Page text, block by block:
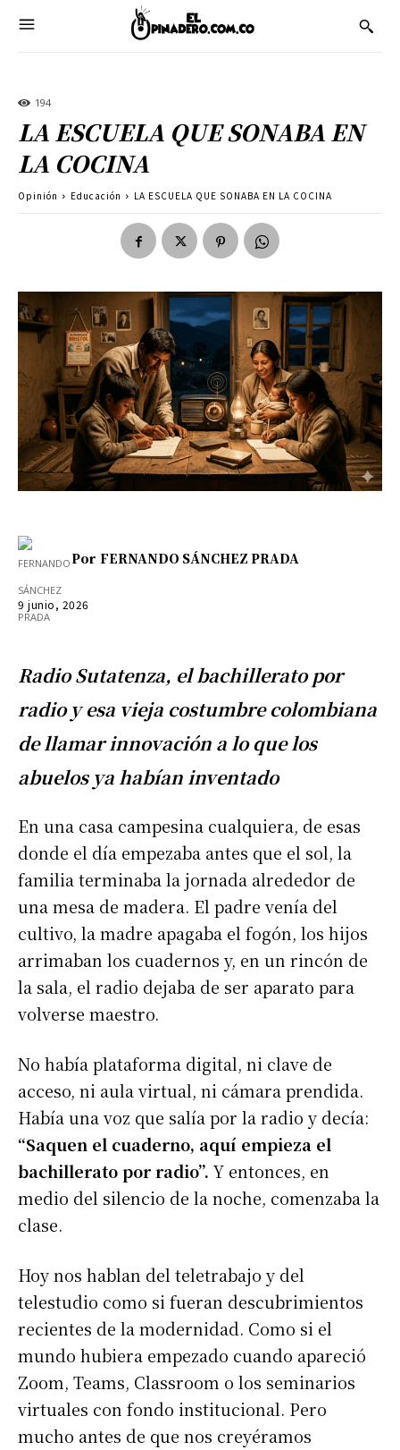
194
LA ESCUELA QUE SONABA EN
LA COCINA
Opinión Educación LA ESCUELA QUE SONABA EN LA COCINA
Por FERNANDO SÁNCHEZ PRADA
9 junio, 2026
Radio Sutatenza, el bachillerato por
radio y esa vieja costumbre colombiana
de llamar innovación a lo que los
abuelos ya habían inventado
En una casa campesina cualquiera, de esas
donde el día empezaba antes que el sol, la
familia terminaba la jornada alrededor de
una mesa de madera. El padre venía del
cultivo, la madre apagaba el fogón, los hijos
arrimaban los cuadernos y, en un rincón de
la sala, el radio dejaba de ser aparato para
volverse maestro.
No había plataforma digital, ni clave de
acceso, ni aula virtual, ni cámara prendida.
Había una voz que salía por la radio y decía:
“Saquen el cuaderno, aquí empieza el
bachillerato por radio”. Y entonces, en
medio del silencio de la noche, comenzaba la
clase.
Hoy nos hablan del teletrabajo y del
telestudio como si fueran descubrimientos
recientes de la modernidad. Como si el
mundo hubiera empezado cuando apareció
Zoom, Teams, Classroom o los seminarios
virtuales con fondo institucional. Pero
mucho antes de que nos creyéramos